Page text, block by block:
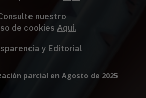
nuestro
de cookies Aquí.
y Editorial
parcial en Agosto de 2025